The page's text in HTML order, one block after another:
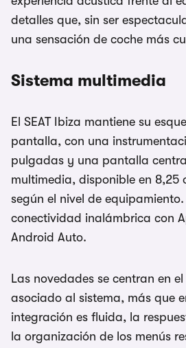
detalles que, sin ser
una sensación de coche más
Sistema multimedia
El SEAT Ibiza mantiene su
pantalla, con una
pulgadas y una pantalla
multimedia, disponible en 8,25
según el nivel de
conectividad inalámbrica con
Android Auto.
Las novedades se centran en
asociado al sistema, más que
integración es fluida, la
la organización de los menús